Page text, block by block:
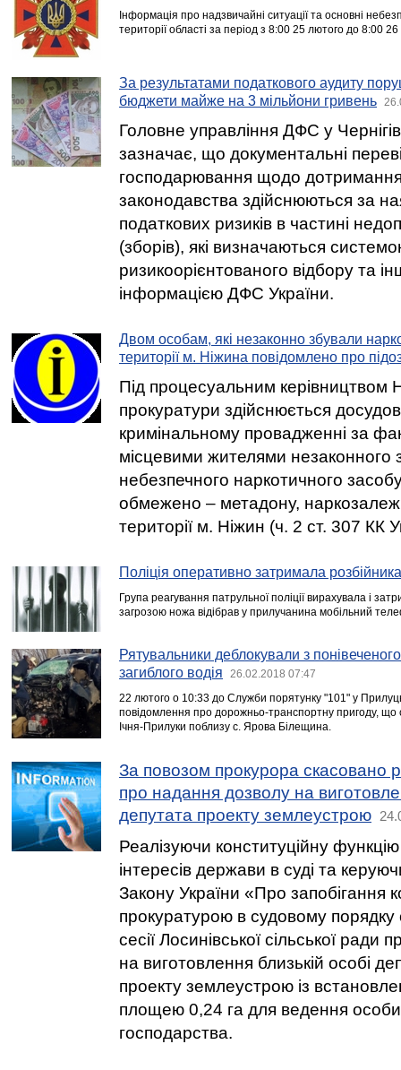
Інформація про надзвичайні ситуації та основні
території області за період з 8:00 25 лютого до 8:00
За результатами податкового аудиту
бюджети майже на 3 мільйони гривень
Головне управління ДФС у
зазначає, що документальні
господарювання щодо
законодавства здійснюються за
податкових ризиків в частині
(зборів), які визначаються
ризикоорієнтованого відбору та
інформацією ДФС України.
Двом особам, які незаконно збували
території м. Ніжина повідомлено про
Під процесуальним керівництвом
прокуратури здійснюється
кримінальному провадженні за
місцевими жителями незаконного
небезпечного наркотичного
обмежено – метадону,
території м. Ніжин (ч. 2 ст. 307 КК
Поліція оперативно затримала розбійника
Група реагування патрульної поліції вирахувала і
загрозою ножа відібрав у прилучанина мобільний
Рятувальники деблокували з
загиблого водія
26.02.2018 07:47
22 лютого о 10:33 до Служби порятунку "101" у
повідомлення про дорожньо-транспортну пригоду,
Ічня-Прилуки поблизу с. Ярова Білещина.
За повозом прокурора скасовано
про надання дозволу на
депутата проекту землеустрою
Реалізуючи конституційну
інтересів держави в суді та
Закону України «Про запобігання
прокуратурою в судовому
сесії Лосинівської сільської ради
на виготовлення близькій особі
проекту землеустрою із
площею 0,24 га для ведення
господарства.